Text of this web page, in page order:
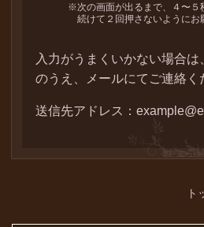
※次の画面が出るまで、４〜５
続けて２回押さないようにお
入力がうまくいかない場合
のうえ、メールにてご連絡く
送信先アドレス：
ト